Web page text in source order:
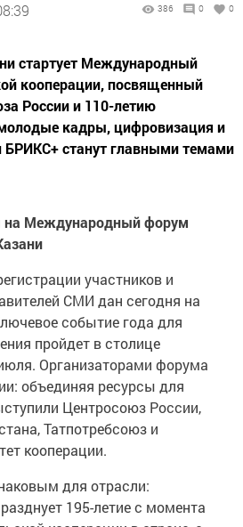
386 0 0
стартует Международный
кооперации, посвященный
России и 110-летию
кадры, цифровизация и
БРИКС+ станут главными темами
на Международный форум
участников и
СМИ дан сегодня на
событие года для
пройдет в столице
Организаторами форума
объединяя ресурсы для
Центросоюз России,
Татпотребсоюз и
кооперации.
для отрасли:
195-летие с момента